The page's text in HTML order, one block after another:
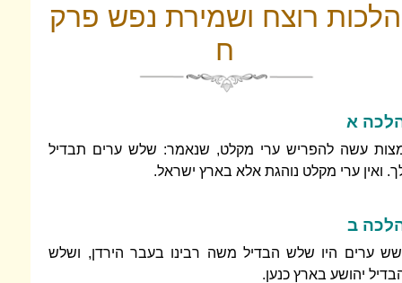
הלכות רוצח ושמירת נפש פרק
ח
א
עשה להפריש ערי מקלט, שנאמר: שלש ערים תבדיל
ואין ערי מקלט נוהגת אלא בארץ ישראל.
ב
ערים היו שלש הבדיל משה רבינו בעבר הירדן, ושלש
יהושע בארץ כנען.